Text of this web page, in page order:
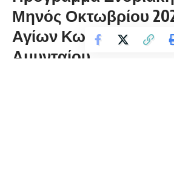
Μηνός Οκτωβρίου
Αγίων Κωνσταντίνου
Αμυνταίου